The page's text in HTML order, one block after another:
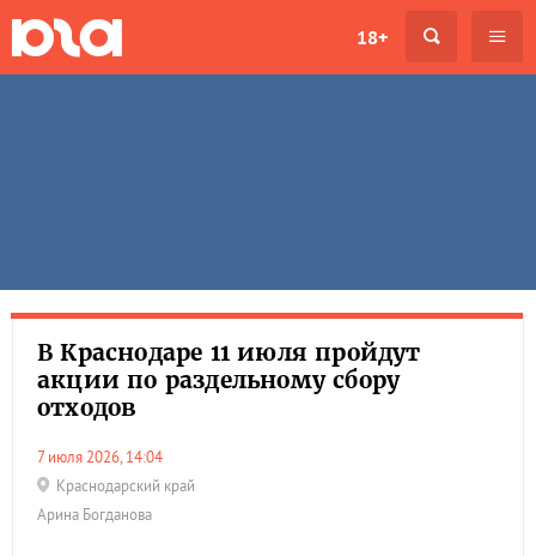
18+
В Краснодаре 11 июля пройдут
акции по раздельному сбору
отходов
7 июля 2026, 14:04
Краснодарский край
Арина Богданова